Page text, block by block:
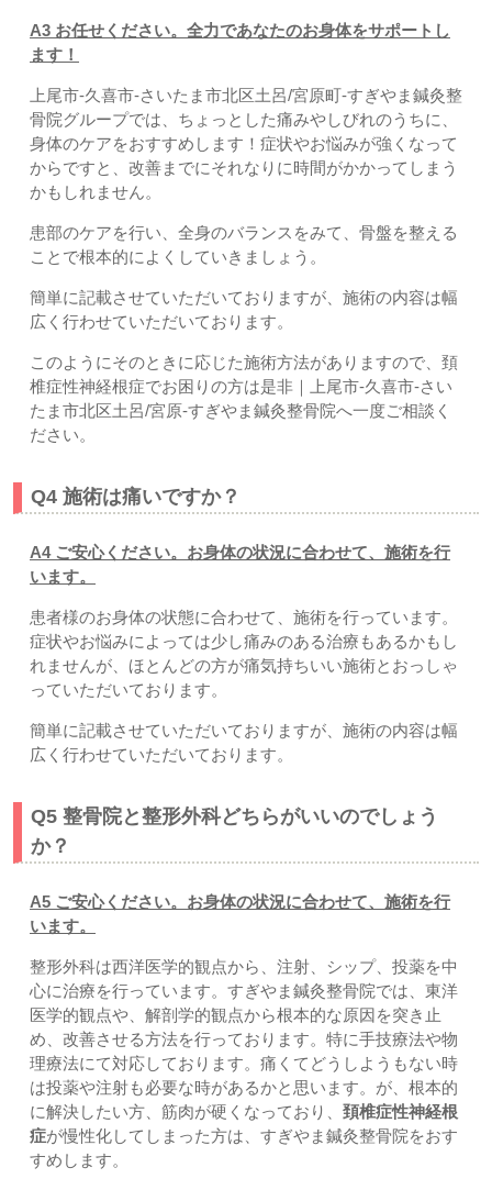
A3 お任せください。全力であなたのお身体をサポートし
ます！
上尾市-久喜市-さいたま市北区土呂/宮原町-すぎやま鍼灸整
骨院グループでは、ちょっとした痛みやしびれのうちに、
身体のケアをおすすめします！症状やお悩みが強くなって
からですと、改善までにそれなりに時間がかかってしまう
かもしれません。
患部のケアを行い、全身のバランスをみて、骨盤を整える
ことで根本的によくしていきましょう。
簡単に記載させていただいておりますが、施術の内容は幅
広く行わせていただいております。
このようにそのときに応じた施術方法がありますので、頚
椎症性神経根症でお困りの方は是非｜上尾市-久喜市-さい
たま市北区土呂/宮原-すぎやま鍼灸整骨院へ一度ご相談く
ださい。
Q4 施術は痛いですか？
A4 ご安心ください。お身体の状況に合わせて、施術を行
います。
患者様のお身体の状態に合わせて、施術を行っています。
症状やお悩みによっては少し痛みのある治療もあるかもし
れませんが、ほとんどの方が痛気持ちいい施術とおっしゃ
っていただいております。
簡単に記載させていただいておりますが、施術の内容は幅
広く行わせていただいております。
Q5 整骨院と整形外科どちらがいいのでしょう
か？
A5 ご安心ください。お身体の状況に合わせて、施術を行
います。
整形外科は西洋医学的観点から、注射、シップ、投薬を中
心に治療を行っています。すぎやま鍼灸整骨院では、東洋
医学的観点や、解剖学的観点から根本的な原因を突き止
め、改善させる方法を行っております。特に手技療法や物
理療法にて対応しております。痛くてどうしようもない時
は投薬や注射も必要な時があるかと思います。が、根本的
に解決したい方、筋肉が硬くなっており、 頚椎症性神経根
症が慢性化してしまった方は、すぎやま鍼灸整骨院をおす
すめします。